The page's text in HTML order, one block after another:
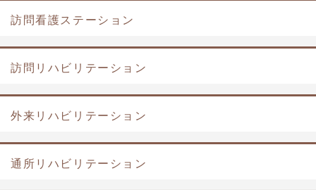
訪問看護ステーション
訪問リハビリテーション
外来リハビリテーション
通所リハビリテーション